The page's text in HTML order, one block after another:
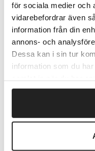
för sociala medier och
vidarebefordrar även
information från din
annons- och
Dessa kan i sin tur
information som du
Afsendelse
35460